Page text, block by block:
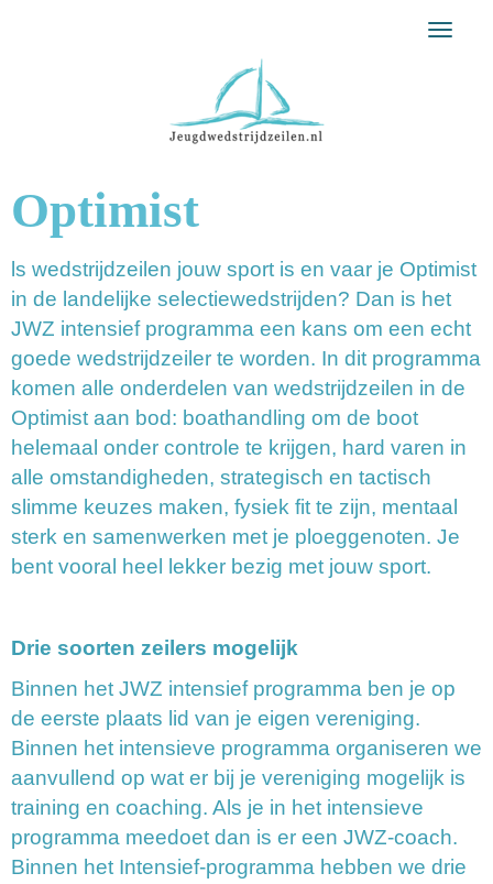
Optimist
ls wedstrijdzeilen jouw sport is en vaar je Optimist
in de landelijke selectiewedstrijden? Dan is het
JWZ intensief programma een kans om een echt
goede wedstrijdzeiler te worden. In dit programma
komen alle onderdelen van wedstrijdzeilen in de
Optimist aan bod: boathandling om de boot
helemaal onder controle te krijgen, hard varen in
alle omstandigheden, strategisch en tactisch
slimme keuzes maken, fysiek fit te zijn, mentaal
sterk en samenwerken met je ploeggenoten. Je
bent vooral heel lekker bezig met jouw sport.
Drie soorten zeilers mogelijk
Binnen het JWZ intensief programma ben je op
de eerste plaats lid van je eigen vereniging.
Binnen het intensieve programma organiseren we
aanvullend op wat er bij je vereniging mogelijk is
training en coaching. Als je in het intensieve
programma meedoet dan is er een JWZ-coach.
Binnen het Intensief-programma hebben we drie